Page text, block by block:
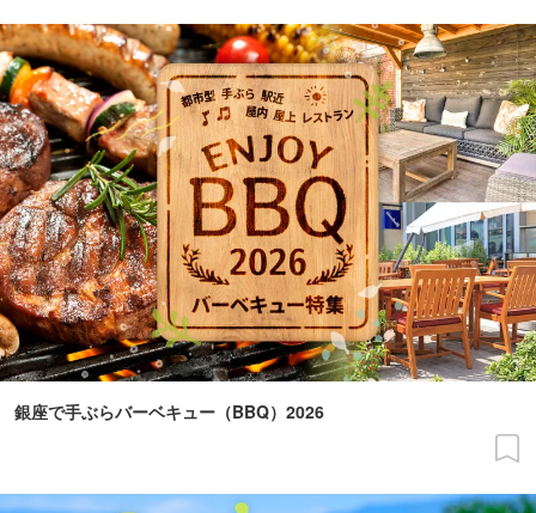
銀座で手ぶらバーベキュー（BBQ）2026